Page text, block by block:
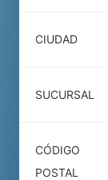
CIUDAD
SUCURSAL
CÓDIGO
POSTAL